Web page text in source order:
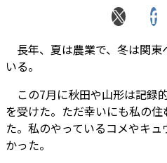
長年、夏は農業で、冬は関東
いる。
この7月に秋田や山形は記録
を受けた。ただ幸いにも私の
た。私のやっているコメやキ
かった。